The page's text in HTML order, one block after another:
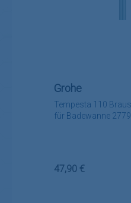
Tempesta 110
für Badewanne
Grohe
Regulärer Preis:
47,90 €